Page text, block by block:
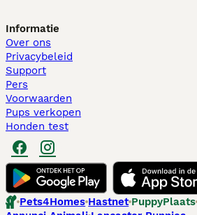
Informatie
Over ons
Privacybeleid
Support
Pers
Voorwaarden
Pups verkopen
Honden test
Pets4Homes Hastnet PuppyPlaats